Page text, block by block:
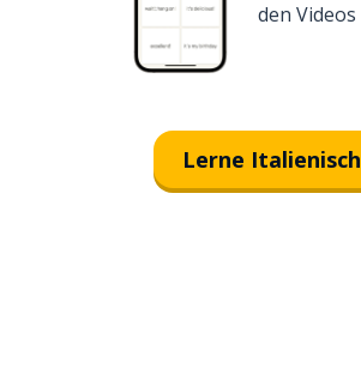
den Videos
Lerne